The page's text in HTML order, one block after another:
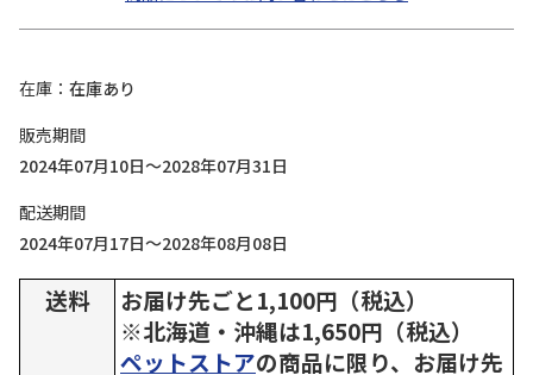
在庫
在庫あり
販売期間
2024年07月10日～2028年07月31日
配送期間
2024年07月17日～2028年08月08日
送料
お届け先ごと1,100円（税込）
※北海道・沖縄は1,650円（税込）
ペットストアの商品に限り、お届け先